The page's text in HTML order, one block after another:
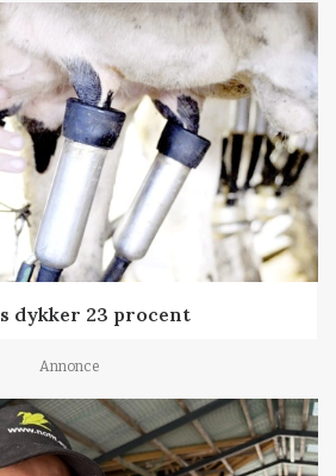
dykker 23 procent
Annonce